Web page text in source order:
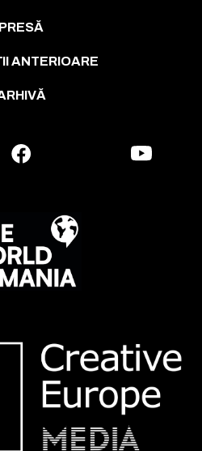
PRESĂ
ANTERIOARE